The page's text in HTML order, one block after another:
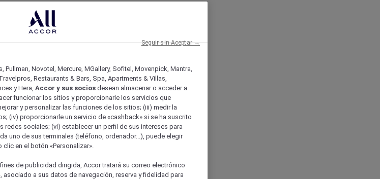
Pullman, Novotel, Mercure, MGallery, Sofitel, Movenpick, Mantra,
Restaurants & Bars, Spa, Apartments & Villas,
y Hera, Accor y sus socios desean almacenar o acceder a
funcionar los sitios y proporcionarle los servicios que
y personalizar las funciones de los sitios; (iii) medir la
(iv) proporcionarle un servicio de «cashback» si se ha suscrito
redes sociales; (vi) establecer un perfil de sus intereses para
uno de sus terminales (teléfono, ordenador...), puede elegir
en el botón «Personalizar».
de publicidad dirigida, Accor tratará su correo electrónico
asociado a sus datos de navegación, reserva y fidelidad para
Seguir sin Aceptar →